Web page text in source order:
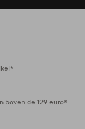
boven de 129 euro*